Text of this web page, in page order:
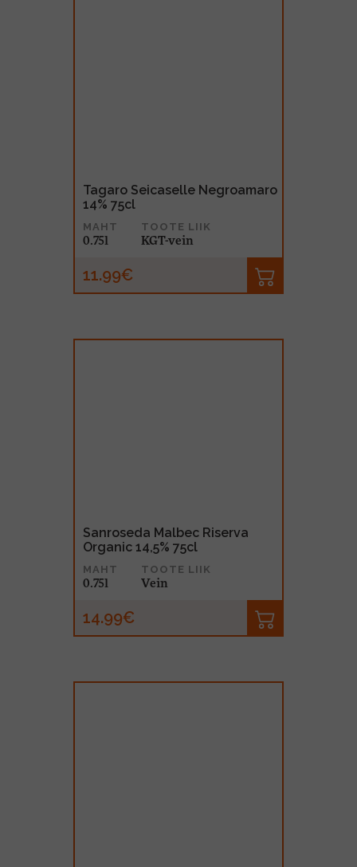
Tagaro Seicaselle Negroamaro
14% 75cl
MAHT
0.75l
TOOTE LIIK
KGT-vein
11.99€
Sanroseda Malbec Riserva
Organic 14,5% 75cl
MAHT
0.75l
TOOTE LIIK
Vein
14.99€